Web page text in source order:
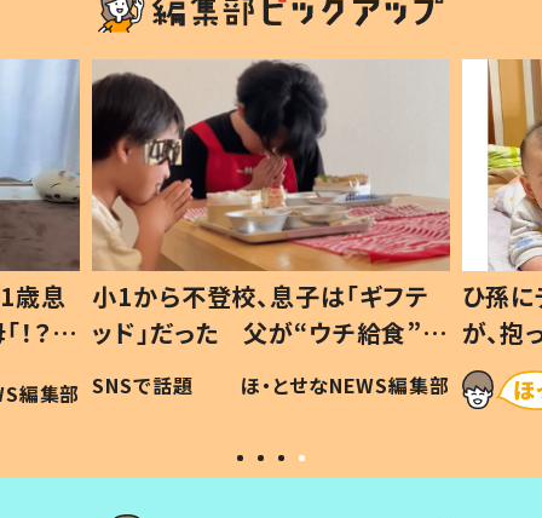
歳息
？」
編集部
小1から不登校、息子は「ギフテ
ッド」だった 父が“ウチ給食”を
作り続ける理由とは #令和の親
#令和の子
SNSで話題 ほ・とせなNEWS編集部
ひ孫
が、
「涙が
い」